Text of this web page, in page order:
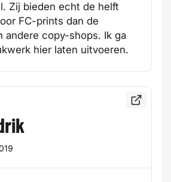
Zij bieden echt de helft
FC-prints dan de
andere copy-shops. Ik ga
hier laten uitvoeren.
Bekijk